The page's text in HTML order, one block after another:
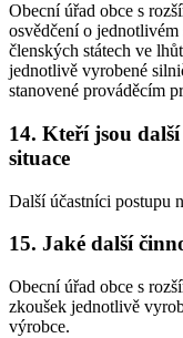
Obecní úřad obce s
osvědčení o
členských státech ve
jednotlivě vyrobené
stanovené prováděcím
14. Kteří jsou
situace
Další účastníci postupu
15. Jaké další
Obecní úřad obce s
zkoušek jednotlivě
výrobce.